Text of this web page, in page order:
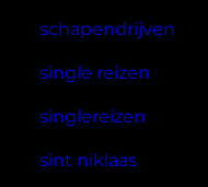
schapendrijven
single reizen
singlereizen
sint niklaas